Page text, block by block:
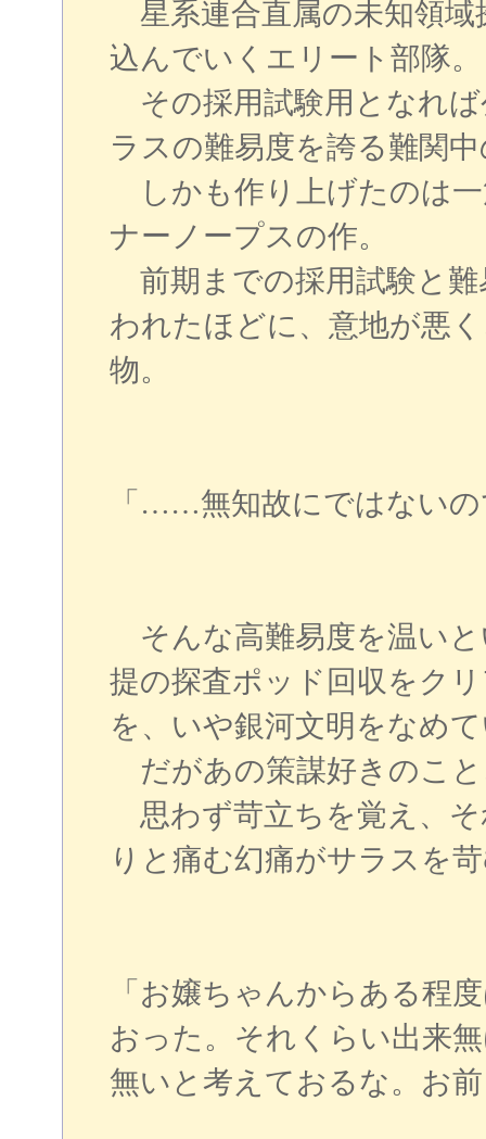
星系連合直属の未知領域
込んでいくエリート部隊。
その採用試験用となれば
ラスの難易度を誇る難関
しかも作り上げたのは
ナーノープスの作。
前期までの採用試験と
われたほどに、意地が悪
物。
「……無知故にではない
そんな高難易度を温いと
提の探査ポッド回収をク
を、いや銀河文明をなめ
だがあの策謀好きのこ
思わず苛立ちを覚え、
りと痛む幻痛がサラスを
「お嬢ちゃんからある程
おった。それくらい出来
無いと考えておるな。お